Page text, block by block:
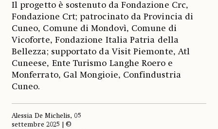
Il progetto è sostenuto da Fondazione Crc,
Fondazione Crt; patrocinato da Provincia di
Cuneo, Comune di Mondovì, Comune di
Vicoforte, Fondazione Italia Patria della
Bellezza; supportato da Visit Piemonte, Atl
Cuneese, Ente Turismo Langhe Roero e
Monferrato, Gal Mongioie, Confindustria
Cuneo.
Alessia De Michelis, 05
settembre 2025 | ©